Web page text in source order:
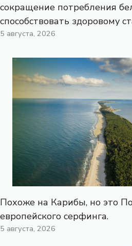
сокращение потребления
способствовать здоровому
5 августа, 2026
Похоже на Карибы, но это
европейского серфинга.
5 августа, 2026